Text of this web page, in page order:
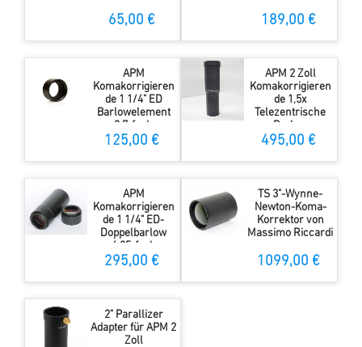
65,00 € 189,00 €
APM
Komakorrigieren
de 1 1/4" ED
Barlowelement
2,7-fach
125,00 €
APM 2 Zoll
Komakorrigieren
de 1,5x
Telezentrische
Barlow
495,00 €
APM
Komakorrigieren
de 1 1/4" ED-
Doppelbarlow
6,25-fach
295,00 €
TS 3"-Wynne-
Newton-Koma-
Korrektor von
Massimo Riccardi
1099,00 €
2" Parallizer
Adapter für APM 2
Zoll